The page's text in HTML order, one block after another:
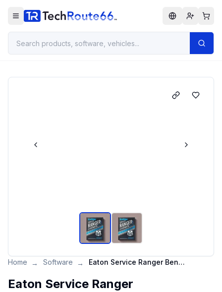
Home → Software → Eaton Service Ranger Benutzerhandbuch
Eaton Service Ranger